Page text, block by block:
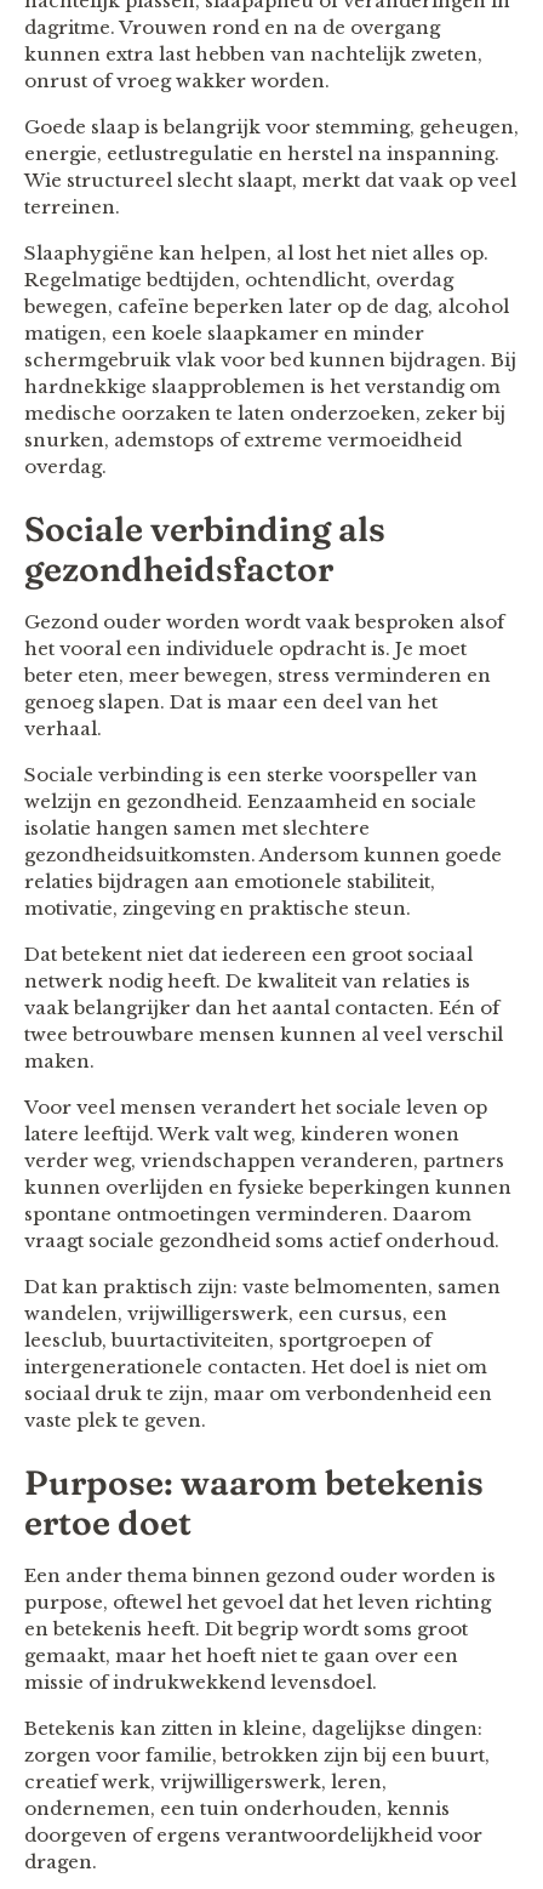
dagritme. Vrouwen rond en na de overgang
kunnen extra last hebben van nachtelijk zweten,
onrust of vroeg wakker worden.
Goede slaap is belangrijk voor stemming, geheugen,
energie, eetlustregulatie en herstel na inspanning.
Wie structureel slecht slaapt, merkt dat vaak op veel
terreinen.
Slaaphygiëne kan helpen, al lost het niet alles op.
Regelmatige bedtijden, ochtendlicht, overdag
bewegen, cafeïne beperken later op de dag, alcohol
matigen, een koele slaapkamer en minder
schermgebruik vlak voor bed kunnen bijdragen. Bij
hardnekkige slaapproblemen is het verstandig om
medische oorzaken te laten onderzoeken, zeker bij
snurken, ademstops of extreme vermoeidheid
overdag.
Sociale verbinding als
gezondheidsfactor
Gezond ouder worden wordt vaak besproken alsof
het vooral een individuele opdracht is. Je moet
beter eten, meer bewegen, stress verminderen en
genoeg slapen. Dat is maar een deel van het
verhaal.
Sociale verbinding is een sterke voorspeller van
welzijn en gezondheid. Eenzaamheid en sociale
isolatie hangen samen met slechtere
gezondheidsuitkomsten. Andersom kunnen goede
relaties bijdragen aan emotionele stabiliteit,
motivatie, zingeving en praktische steun.
Dat betekent niet dat iedereen een groot sociaal
netwerk nodig heeft. De kwaliteit van relaties is
vaak belangrijker dan het aantal contacten. Eén of
twee betrouwbare mensen kunnen al veel verschil
maken.
Voor veel mensen verandert het sociale leven op
latere leeftijd. Werk valt weg, kinderen wonen
verder weg, vriendschappen veranderen, partners
kunnen overlijden en fysieke beperkingen kunnen
spontane ontmoetingen verminderen. Daarom
vraagt sociale gezondheid soms actief onderhoud.
Dat kan praktisch zijn: vaste belmomenten, samen
wandelen, vrijwilligerswerk, een cursus, een
leesclub, buurtactiviteiten, sportgroepen of
intergenerationele contacten. Het doel is niet om
sociaal druk te zijn, maar om verbondenheid een
vaste plek te geven.
Purpose: waarom betekenis
ertoe doet
Een ander thema binnen gezond ouder worden is
purpose, oftewel het gevoel dat het leven richting
en betekenis heeft. Dit begrip wordt soms groot
gemaakt, maar het hoeft niet te gaan over een
missie of indrukwekkend levensdoel.
Betekenis kan zitten in kleine, dagelijkse dingen:
zorgen voor familie, betrokken zijn bij een buurt,
creatief werk, vrijwilligerswerk, leren,
ondernemen, een tuin onderhouden, kennis
doorgeven of ergens verantwoordelijkheid voor
dragen.